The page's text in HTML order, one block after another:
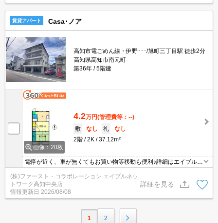
賃貸アパート Casa･ノア
高知市電ごめん線・伊野･･･/旭町三丁目駅 徒歩2分
高知県高知市南元町
築36年
5階建
画像：20枚
4.2万円(管理費等：--)
敷
なし 礼
なし
2階
2K 37.12m²
電停が近く、車が無くてもお買い物等移動も便利♪詳細はエイブルへ
(株)ファースト・コラボレーション エイブルネッ
トワーク高知中央店
情報更新日 2026/08/08
詳細を見る
1 2